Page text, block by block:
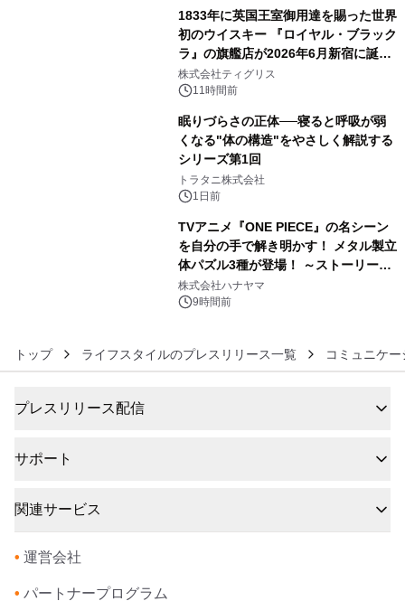
1833年に英国王室御用達を賜った世界
初のウイスキー 『ロイヤル・ブラック
ラ』の旗艦店が2026年6月新宿に誕
生 バカルディ ジャパンと連携した
没入型バー「BAR Arca」
株式会社ティグリス
11時間前
眠りづらさの正体──寝ると呼吸が弱
くなる"体の構造"をやさしく解説する
シリーズ第1回
トラタニ株式会社
1日前
TVアニメ『ONE PIECE』の名シーン
を自分の手で解き明かす！ メタル製立
体パズル3種が登場！ ～ストーリーと
ギミックが融合した 大人の体験型パズ
ルが8月7日(金)12時より先行予約受付
株式会社ハナヤマ
9時間前
トップ ライフスタイルのプレスリリース一覧 コミュニケ
プレスリリース配信
サポート
関連サービス
• 運営会社
• パートナープログラム